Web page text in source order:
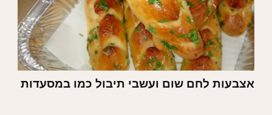
אצבעות לחם שום ועשבי תיבול כמו במסעדות